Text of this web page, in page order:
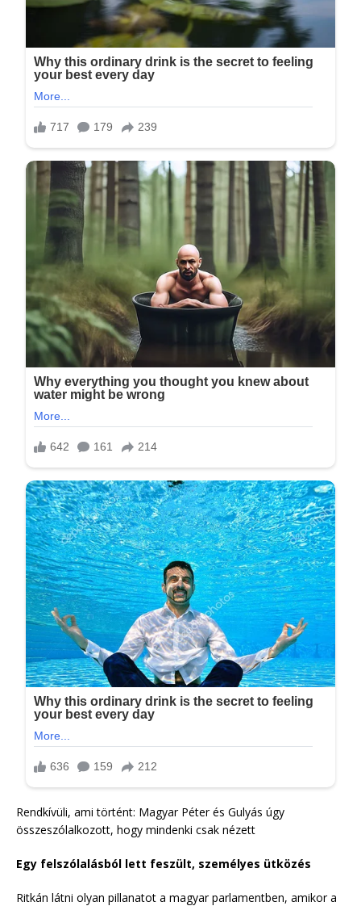
Rendkívüli, ami történt: Magyar Péter és Gulyás úgy
összeszólalkozott, hogy mindenki csak nézett
Egy felszólalásból lett feszült, személyes ütközés
Ritkán látni olyan pillanatot a magyar parlamentben, amikor a